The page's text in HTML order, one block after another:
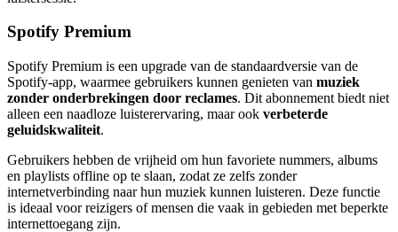
Spotify Premium
Spotify Premium is een upgrade van de standaardversie van de
Spotify-app, waarmee gebruikers kunnen genieten van muziek
zonder onderbrekingen door reclames. Dit abonnement biedt niet
alleen een naadloze luisterervaring, maar ook verbeterde
geluidskwaliteit.
Gebruikers hebben de vrijheid om hun favoriete nummers, albums
en playlists offline op te slaan, zodat ze zelfs zonder
internetverbinding naar hun muziek kunnen luisteren. Deze functie
is ideaal voor reizigers of mensen die vaak in gebieden met beperkte
internettoegang zijn.